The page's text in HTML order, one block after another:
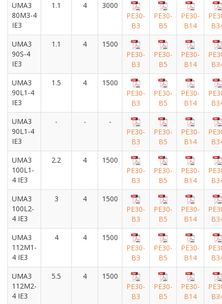
UMA3
80M3-4
IE3
1.1 4
3000
PE30-
B3
PE30-
B5
PE30-
B14
UMA3
90S-4
IE3
1.1 4
1500
PE30-
B3
PE30-
B5
PE30-
B14
UMA3
90L1-4
IE3
1.5 4
1500
PE30-
B3
PE30-
B5
PE30-
B14
UMA3
90L1-4
IE3
- -
-
PE30-
B3
PE30-
B5
PE30-
B14
UMA3
100L1-
4 IE3
2.2 4
1500
PE30-
B3
PE30-
B5
PE30-
B14
UMA3
100L2-
4 IE3
3 4
1500
PE30-
B3
PE30-
B5
PE30-
B14
UMA3
112M1-
4 IE3
4 4
1500
PE30-
B3
PE30-
B5
PE30-
B14
UMA3
112M2-
4 IE3
5.5 4
1500
PE30-
B3
PE30-
B5
PE30-
B14